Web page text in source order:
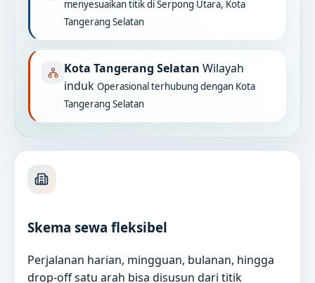
menyesuaikan titik di Serpong Utara, Kota
Tangerang Selatan
Kota Tangerang Selatan Wilayah
induk Operasional terhubung dengan Kota
Tangerang Selatan
Skema sewa fleksibel
Perjalanan harian, mingguan, bulanan, hingga
drop-off satu arah bisa disusun dari titik